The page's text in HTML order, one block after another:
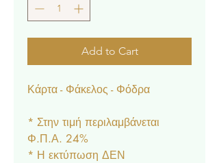
Add to Cart
Κάρτα - Φάκελος - Φόδρα
* Στην τιμή περιλαμβάνεται
Φ.Π.Α. 24%
* Η εκτύπωση ΔΕΝ